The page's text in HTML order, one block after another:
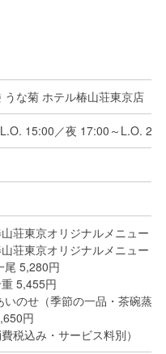
うな菊 ホテル椿山荘東京店
15:00／夜 17:00～L.O.
山荘東京オリジナルメニュー
山荘東京オリジナルメニュー
尾 5,280円
重 5,455円
いのせ（季節の一品・茶碗蒸
円
費税込み・サービス料別）